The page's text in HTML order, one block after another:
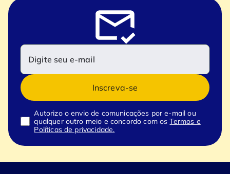
Inscreva-se
Autorizo o envio de comunicações por e-mail ou
qualquer outro meio e concordo com osTermos e
Políticas de privacidade.